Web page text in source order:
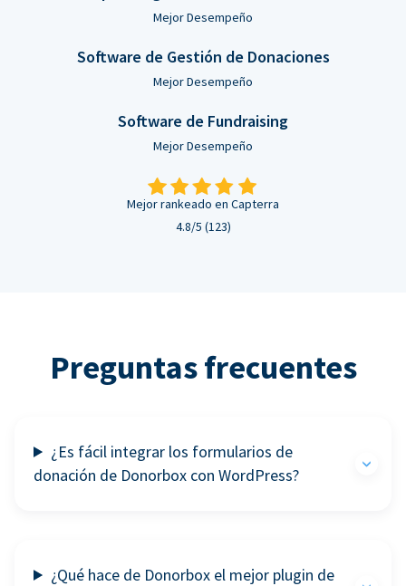
Mejor Desempeño
Software de Gestión de Donaciones
Mejor Desempeño
Software de Fundraising
Mejor Desempeño
Mejor rankeado en Capterra
4.8/5 (123)
Preguntas frecuentes
¿Es fácil integrar los formularios de
donación de Donorbox con WordPress?
¿Qué hace de Donorbox el mejor plugin de